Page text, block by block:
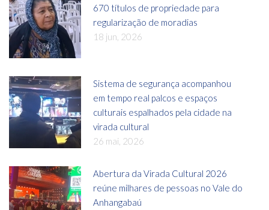
670 títulos de propriedade para
regularização de moradias
18 jun, 2026
Sistema de segurança acompanhou
em tempo real palcos e espaços
culturais espalhados pela cidade na
virada cultural
26 mai, 2026
Abertura da Virada Cultural 2026
reúne milhares de pessoas no Vale do
Anhangabaú